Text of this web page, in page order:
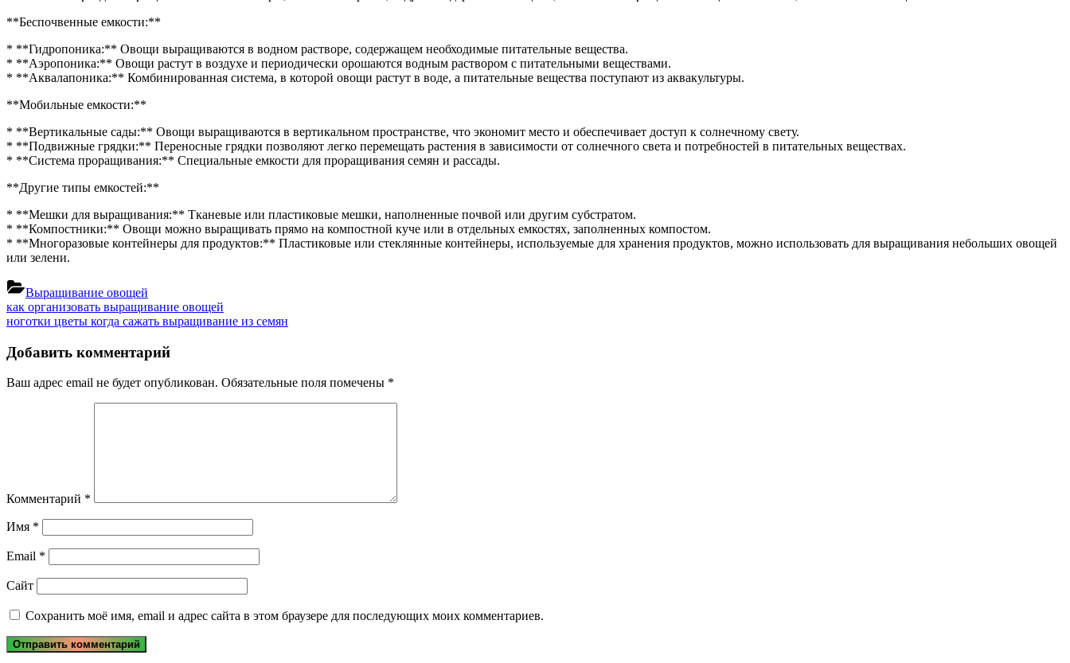
**Беспочвенные емкости:**
* **Гидропоника:** Овощи выращиваются в водном растворе, содержащем необходимые питательные вещества.
* **Аэропоника:** Овощи растут в воздухе и периодически орошаются водным раствором с питательными веществами.
* **Аквалапоника:** Комбинированная система, в которой овощи растут в воде, а питательные вещества поступают из аквакультуры.
**Мобильные емкости:**
* **Вертикальные сады:** Овощи выращиваются в вертикальном пространстве, что экономит место и обеспечивает доступ к солнечному свету.
* **Подвижные грядки:** Переносные грядки позволяют легко перемещать растения в зависимости от солнечного света и потребностей в питательных веществах.
* **Система проращивания:** Специальные емкости для проращивания семян и рассады.
**Другие типы емкостей:**
* **Мешки для выращивания:** Тканевые или пластиковые мешки, наполненные почвой или другим субстратом.
* **Компостники:** Овощи можно выращивать прямо на компостной куче или в отдельных емкостях, заполненных компостом.
* **Многоразовые контейнеры для продуктов:** Пластиковые или стеклянные контейнеры, используемые для хранения продуктов, можно использовать для выращивания небольших овощей
или зелени.
Выращивание овощей
Навигация
по
записям
Previous
Post:
как организовать выращивание овощей
Next
ноготки цветы когда сажать выращивание из семян
Добавить комментарий
Ваш адрес email не будет опубликован. Обязательные поля помечены *
Комментарий *
Имя *
Email *
Сайт
Сохранить моё имя, email и адрес сайта в этом браузере для последующих моих комментариев.